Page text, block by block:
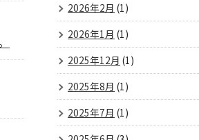
2026年2月 (1)
2026年1月 (1)
2025年12月 (1)
2025年8月 (1)
2025年7月 (1)